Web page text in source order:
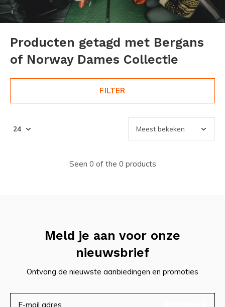
Producten getagd met Bergans
of Norway Dames Collectie
FILTER
Seen 0 of the 0 products
Meld je aan voor onze
nieuwsbrief
Ontvang de nieuwste aanbiedingen en promoties